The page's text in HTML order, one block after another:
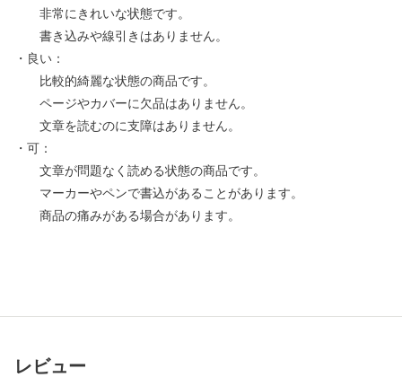
非常にきれいな状態です。
書き込みや線引きはありません。
・良い：
比較的綺麗な状態の商品です。
ページやカバーに欠品はありません。
文章を読むのに支障はありません。
・可：
文章が問題なく読める状態の商品です。
マーカーやペンで書込があることがあります。
商品の痛みがある場合があります。
レビュー